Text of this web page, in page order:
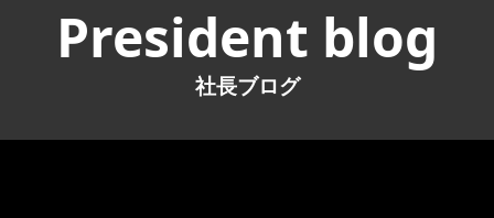
President blog
社長ブログ